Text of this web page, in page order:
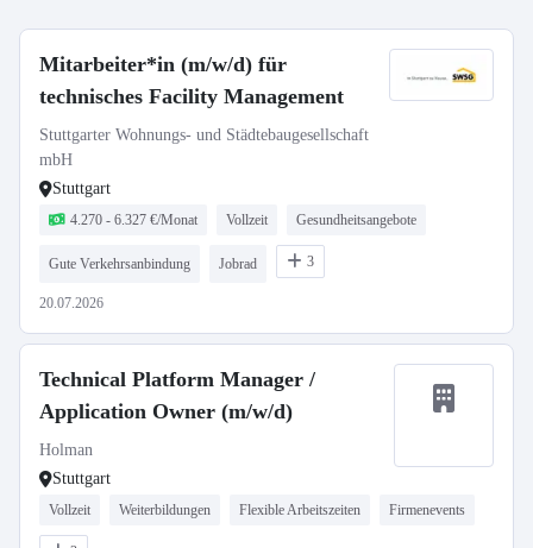
Mitarbeiter*in (m/w/d) für
technisches Facility Management
Stuttgarter Wohnungs- und Städtebaugesellschaft
mbH
Stuttgart
4.270 - 6.327 €/Monat Vollzeit Gesundheitsangebote
Gute Verkehrsanbindung Jobrad 3
20.07.2026
Technical Platform Manager /
Application Owner (m/w/d)
Holman
Stuttgart
Vollzeit Weiterbildungen Flexible Arbeitszeiten Firmenevents